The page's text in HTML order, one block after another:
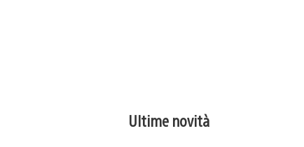
Ultime novità